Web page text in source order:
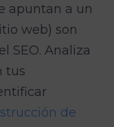
apuntan a un
web) son
SEO. Analiza
tus
de